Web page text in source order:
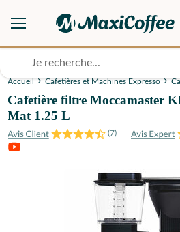
Accueil Cafetières et Machines Expresso
Cafetière filtre Moccamaster
Mat 1.25 L
(7)